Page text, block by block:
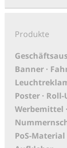
Produkte
Banner ·
Poster ·
Werbemittel
PoS-Material